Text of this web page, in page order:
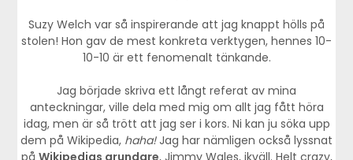
Suzy Welch var så inspirerande att jag knappt hölls på
stolen! Hon gav de mest konkreta verktygen, hennes 10-
10-10 är ett fenomenalt tänkande.
Jag började skriva ett långt referat av mina
anteckningar, ville dela med mig om allt jag fått höra
idag, men är så trött att jag ser i kors. Ni kan ju söka upp
dem på Wikipedia, haha!Jag har nämligen också lyssnat
på Wikipedias grundare, Jimmy Wales, ikväll. Helt crazy,